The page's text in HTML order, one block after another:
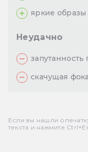
яркие образы
Неудачно
запутанность
скачущая
Если вы нашли
текста и нажмите